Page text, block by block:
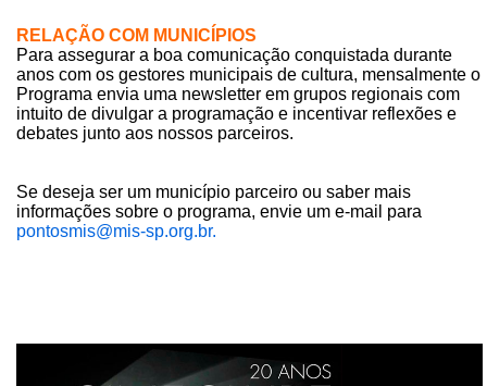
RELAÇÃO COM MUNICÍPIOS
Para assegurar a boa comunicação conquistada durante
anos com os gestores municipais de cultura, mensalmente o
Programa envia uma newsletter em grupos regionais com
intuito de divulgar a programação e incentivar reflexões e
debates junto aos nossos parceiros.
Se deseja ser um município parceiro ou saber mais
informações sobre o programa, envie um e-mail para
pontosmis@mis-sp.org.br.